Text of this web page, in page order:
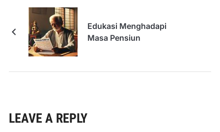
Edukasi Menghadapi
Masa Pensiun
LEAVE A REPLY